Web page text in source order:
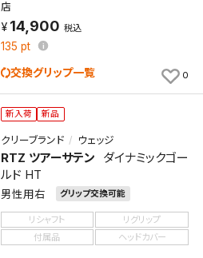
店
14,900 税込
135 pt
交換グリップ一覧 0
新入荷 新品
クリーブランド ウェッジ
RTZ ツアーサテン
ダイナミックゴー
ルド HT
男性用右 グリップ交換可能
リシャフト
リグリップ
付属品
ヘッドカバー